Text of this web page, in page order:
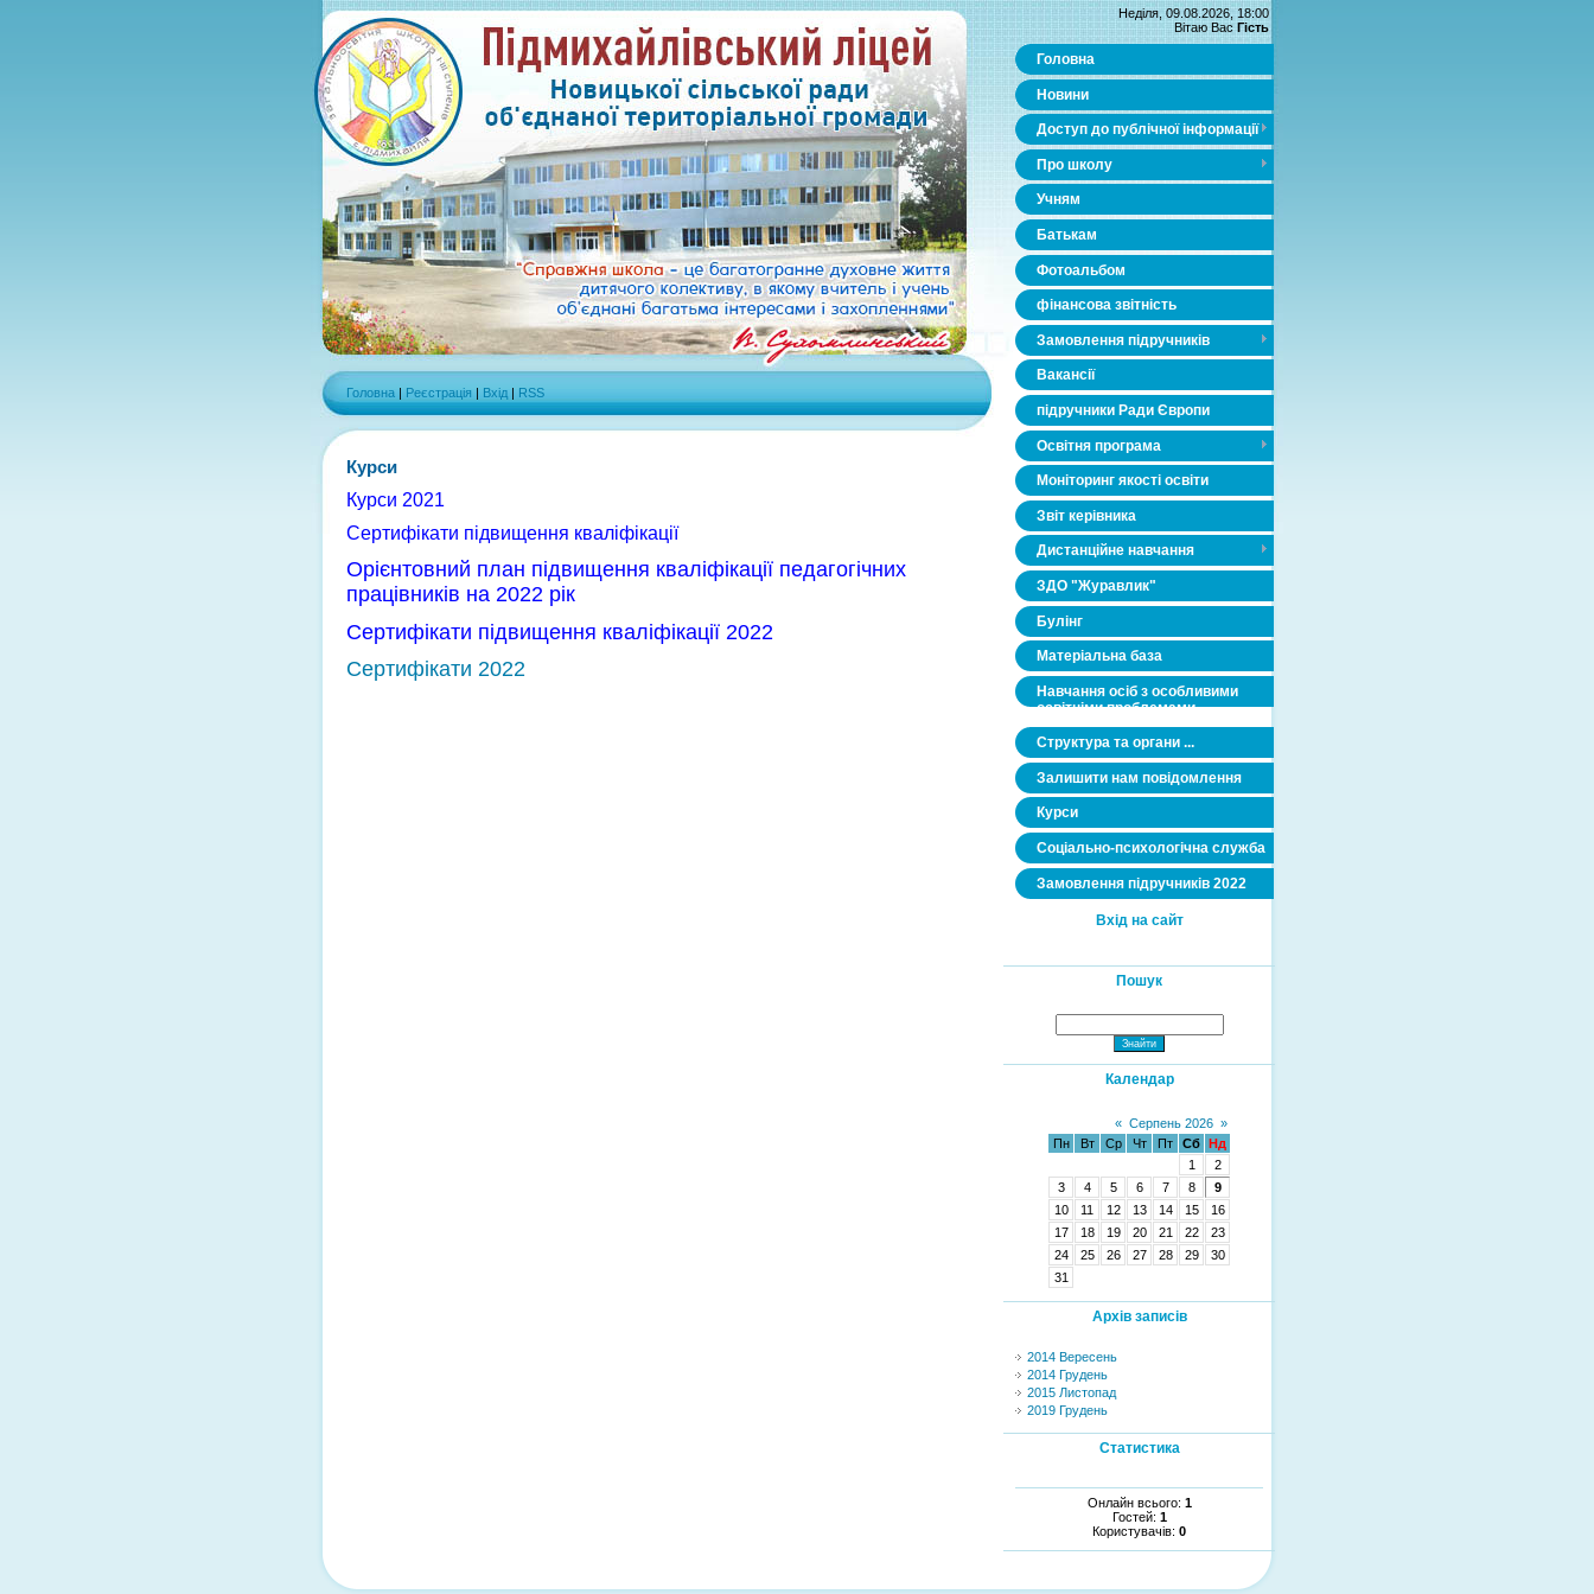
Головна | Реєстрація | Вхід | RSS
Курси
Курси 2021
Сертифікати підвищення кваліфікації
Орієнтовний план підвищення кваліфікації педагогічних
працівників на 2022 рік
Сертифікати підвищення кваліфікації 2022
Сертифікати 2022
Неділя, 09.08.2026, 18:00
Вітаю Вас Гість
Головна
Новини
Доступ до публічної інформації
Про школу
Учням
Батькам
Фотоальбом
фінансова звітність
Замовлення підручників
Вакансії
підручники Ради Європи
Освітня програма
Моніторинг якості освіти
Звіт керівника
Дистанційне навчання
ЗДО "Журавлик"
Булінг
Матеріальна база
Навчання осіб з особливими
освітніми проблемами
Структура та органи ...
Залишити нам повідомлення
Курси
Соціально-психологічна служба
Замовлення підручників 2022
Вхід на сайт
Пошук
Календар
« Серпень 2026 »
Пн
Вт Ср Чт Пт Сб Нд
1
2
3
4 5 6 7 8
9
10
11 12 13 14 15
16
17
18 19 20 21 22
23
24
25 26 27 28 29
30
31
Архів записів
2014 Вересень
2014 Грудень
2015 Листопад
2019 Грудень
Статистика
Онлайн всього: 1
Гостей: 1
Користувачів: 0